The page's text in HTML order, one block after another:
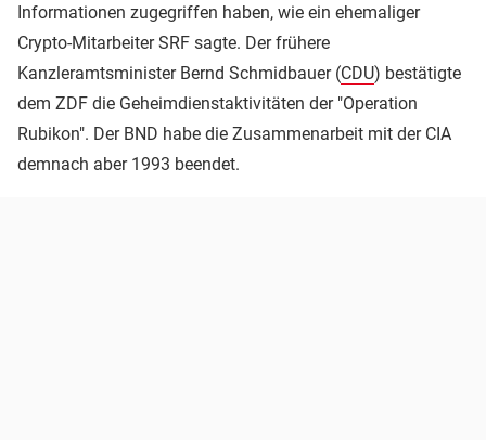
Informationen zugegriffen haben, wie ein ehemaliger
Crypto-Mitarbeiter SRF sagte. Der frühere
Kanzleramtsminister Bernd Schmidbauer (CDU) bestätigte
dem ZDF die Geheimdienstaktivitäten der "Operation
Rubikon". Der BND habe die Zusammenarbeit mit der CIA
demnach aber 1993 beendet.